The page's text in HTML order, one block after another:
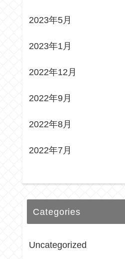
2023年5月
2023年1月
2022年12月
2022年9月
2022年8月
2022年7月
Categories
Uncategorized